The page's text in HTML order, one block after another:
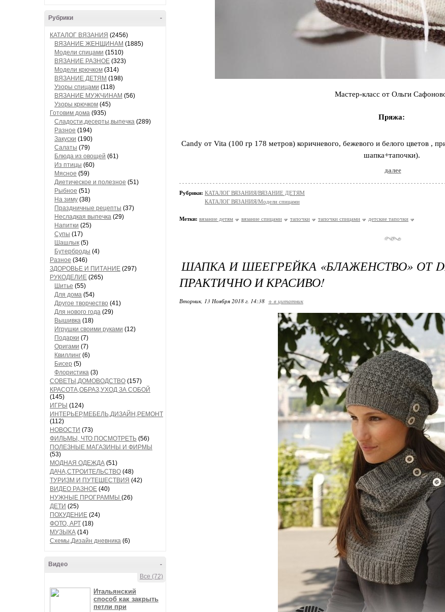
-
Рубрики
КАТАЛОГ ВЯЗАНИЯ (2456)
ВЯЗАНИЕ ЖЕНЩИНАМ (1885)
Модели спицами (1510)
ВЯЗАНИЕ РАЗНОЕ (323)
Модели крючком (314)
ВЯЗАНИЕ ДЕТЯМ (198)
Узоры спицами (118)
ВЯЗАНИЕ МУЖЧИНАМ (56)
Узоры крючком (45)
Готовим дома (935)
Сладости,десерты,выпечка (289)
Разное (194)
Закуски (190)
Салаты (79)
Блюда из овощей (61)
Из птицы (60)
Мясное (59)
Диетическое и полезное (51)
Рыбное (51)
На зиму (38)
Праздничные рецепты (37)
Несладкая выпечка (29)
Напитки (25)
Супы (17)
Шашлык (5)
Бутерброды (4)
Разное (346)
ЗДОРОВЬЕ И ПИТАНИЕ (297)
РУКОДЕЛИЕ (265)
Шитье (55)
Для дома (54)
Другое творчество (41)
Для нового года (29)
Вышивка (18)
Игрушки своими руками (12)
Подарки (7)
Оригами (7)
Квиллинг (6)
Бисер (5)
Флористика (3)
СОВЕТЫ,ДОМОВОДСТВО (157)
КРАСОТА,ОБРАЗ,УХОД ЗА СОБОЙ
(145)
ИГРЫ (124)
ИНТЕРЬЕР,МЕБЕЛЬ,ДИЗАЙН,РЕМОНТ
(112)
НОВОСТИ (73)
ФИЛЬМЫ, ЧТО ПОСМОТРЕТЬ (56)
ПОЛЕЗНЫЕ МАГАЗИНЫ И ФИРМЫ
(53)
МОДНАЯ ОДЕЖДА (51)
ДАЧА,СТРОИТЕЛЬСТВО (48)
ТУРИЗМ И ПУТЕШЕСТВИЯ (42)
ВИДЕО РАЗНОЕ (40)
НУЖНЫЕ ПРОГРАММЫ (26)
ДЕТИ (25)
ПОХУДЕНИЕ (24)
ФОТО, АРТ (18)
МУЗЫКА (14)
Схемы,Дизайн дневника (6)
-
Видео
Все (72)
Итальянский
способ как закрыть
петли при
Мастер-класс от Ольги
Пряжа:
Candy от Vita (100 гр 178 метров) коричневого, бежевого и белого цветов ,
шапка+тапочки).
далее
Рубрики: КАТАЛОГ ВЯЗАНИЯ/ВЯЗАНИЕ ДЕТЯМ
КАТАЛОГ ВЯЗАНИЯ/Модели спицами
Метки: вязание детям вязание спицами тапочки тапочки спицами детские тапочки
ШАПКА И ШЕЕГРЕЙКА «БЛАЖЕНСТВО» ОТ
ПРАКТИЧНО И КРАСИВО!
Вторник, 13 Ноября 2018 г. 14:38 + в цитатник